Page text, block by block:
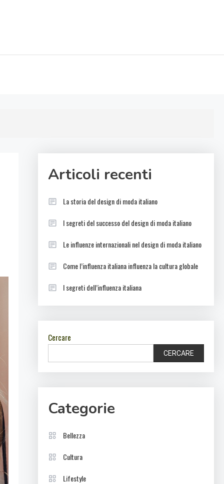
Articoli recenti
La storia del design di moda italiano
I segreti del successo del design di moda italiano
Le influenze internazionali nel design di moda italiano
Come l’influenza italiana influenza la cultura globale
I segreti dell’influenza italiana
Cercare
CERCARE
Categorie
Bellezza
Cultura
Lifestyle